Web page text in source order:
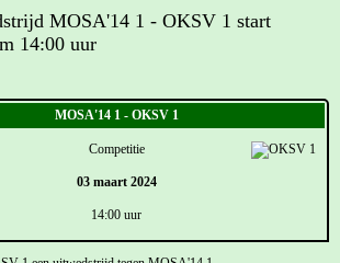
MOSA'14 1 - OKSV 1 start
14:00 uur
MOSA'14 1 - OKSV 1
Competitie
03 maart 2024
14:00 uur